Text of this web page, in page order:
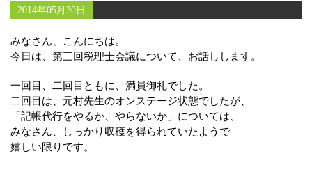
2014年05月30日
みなさん、こんにちは。
今日は、第三回税理士会議について、お話しします。
一回目、二回目ともに、満員御礼でした。
二回目は、元村先生のオンステージ状態でしたが、
「記帳代行をやるか、やらないか」については、
みなさん、しっかり収穫を得られていたようで
嬉しい限りです。